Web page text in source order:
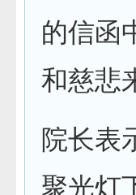
的信函
和慈悲
院长表
聚光灯